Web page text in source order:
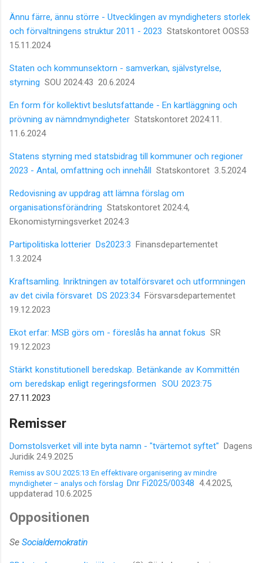
Ännu färre, ännu större - Utvecklingen av myndigheters storlek
och förvaltningens struktur 2011 - 2023 Statskontoret OOS53
15.11.2024
Staten och kommunsektorn - samverkan, självstyrelse,
styrning SOU 2024:43 20.6.2024
En form för kollektivt beslutsfattande - En kartläggning och
prövning av nämndmyndigheter Statskontoret 2024:11.
11.6.2024
Statens styrning med statsbidrag till kommuner och regioner
2023 - Antal, omfattning och innehåll Statskontoret 3.5.2024
Redovisning av uppdrag att lämna förslag om
organisationsförändring Statskontoret 2024:4,
Ekonomistyrningsverket 2024:3
Partipolitiska lotterier Ds2023:3 Finansdepartementet
1.3.2024
Kraftsamling. Inriktningen av totalförsvaret och utformningen
av det civila försvaret DS 2023:34Försvarsdepartementet
19.12.2023
Ekot erfar: MSB görs om - föreslås ha annat fokus SR
19.12.2023
Stärkt konstitutionell beredskap. Betänkande av Kommittén
om beredskap enligt regeringsformen SOU 2023:75
27.11.2023
Remisser
Domstolsverket vill inte byta namn - "tvärtemot syftet" Dagens
Juridik 24.9.2025
Remiss av SOU 2025:13 En effektivare organisering av mindre
myndigheter – analys och förslag Dnr Fi2025/00348 4.4.2025,
uppdaterad 10.6.2025
Oppositionen
Se Socialdemokratin